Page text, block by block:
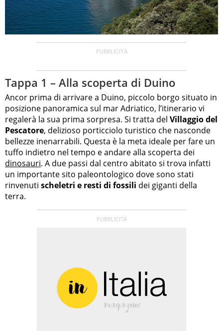
Tappa 1 – Alla scoperta di Duino
Ancor prima di arrivare a Duino, piccolo borgo situato in
posizione panoramica sul mar Adriatico, l’itinerario vi
regalerà la sua prima sorpresa. Si tratta del Villaggio del
Pescatore, delizioso porticciolo turistico che nasconde
bellezze inenarrabili. Questa è la meta ideale per fare un
tuffo indietro nel tempo e andare alla scoperta dei
dinosauri. A due passi dal centro abitato si trova infatti
un importante sito paleontologico dove sono stati
rinvenuti scheletri e resti di fossili dei giganti della
terra.